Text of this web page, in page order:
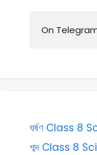
On
ঘৰ্ষণ Class 8
শব্দ Class 8